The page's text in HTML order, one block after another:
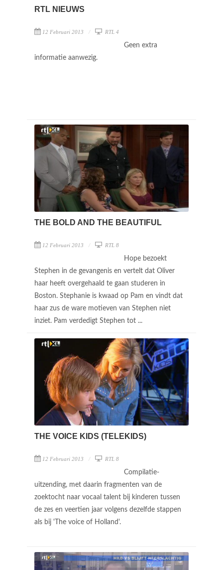
RTL NIEUWS
12 Februari 2013 RTL 4
Geen extra
informatie aanwezig.
THE BOLD AND THE BEAUTIFUL
12 Februari 2013 RTL 8
Hope bezoekt
Stephen in de gevangenis en vertelt dat Oliver
haar heeft overgehaald te gaan studeren in
Boston. Stephanie is kwaad op Pam en vindt dat
haar zus de ware motieven van Stephen niet
inziet. Pam verdedigt Stephen tot ...
THE VOICE KIDS (TELEKIDS)
12 Februari 2013 RTL 8
Compilatie-
uitzending, met daarin fragmenten van de
zoektocht naar vocaal talent bij kinderen tussen
de zes en veertien jaar volgens dezelfde stappen
als bij 'The voice of Holland'.